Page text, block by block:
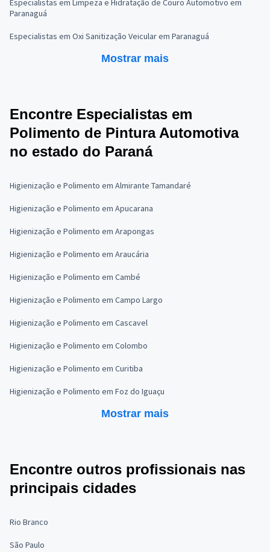
Especialistas em Limpeza e Hidratação de Couro Automotivo em
Paranaguá
Especialistas em Oxi Sanitização Veicular em Paranaguá
Mostrar mais
Encontre Especialistas em
Polimento de Pintura Automotiva
no estado do Paraná
Higienização e Polimento em Almirante Tamandaré
Higienização e Polimento em Apucarana
Higienização e Polimento em Arapongas
Higienização e Polimento em Araucária
Higienização e Polimento em Cambé
Higienização e Polimento em Campo Largo
Higienização e Polimento em Cascavel
Higienização e Polimento em Colombo
Higienização e Polimento em Curitiba
Higienização e Polimento em Foz do Iguaçu
Mostrar mais
Encontre outros profissionais nas
principais cidades
Rio Branco
São Paulo